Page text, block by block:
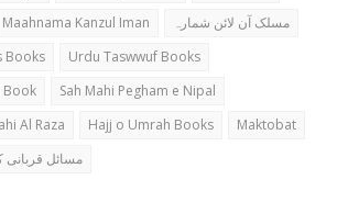
Maahnama Kanzul Iman
مسلک آن لائن شمارہ
Books
Urdu Taswwuf Books
Book
Sah Mahi Pegham e Nipal
Al Raza Hajj o Umrah Books
Maktobat
مسائل قربانی